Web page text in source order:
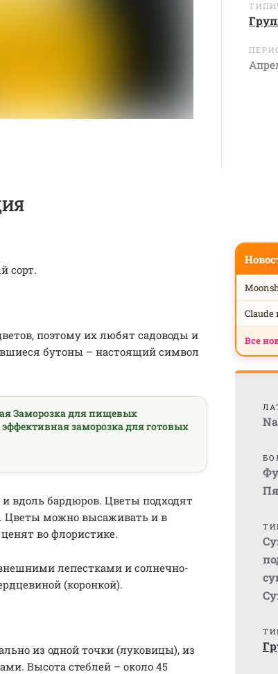
сорт.
поэтому их любят садоводы и
бутоны – настоящий символ
Заморозка для пищевых
заморозка для готовых
вдоль бардюров. Цветы подходят
Цветы можно высаживать и в
во флористике.
лепестками и солнечно-
(коронкой).
из одной точки (луковицы), из
Высота стеблей – около 45
Все